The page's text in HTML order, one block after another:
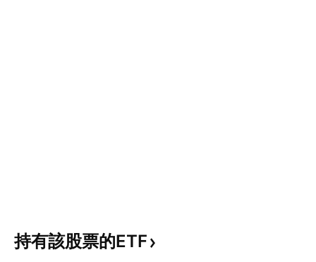
持有該股票的ETF